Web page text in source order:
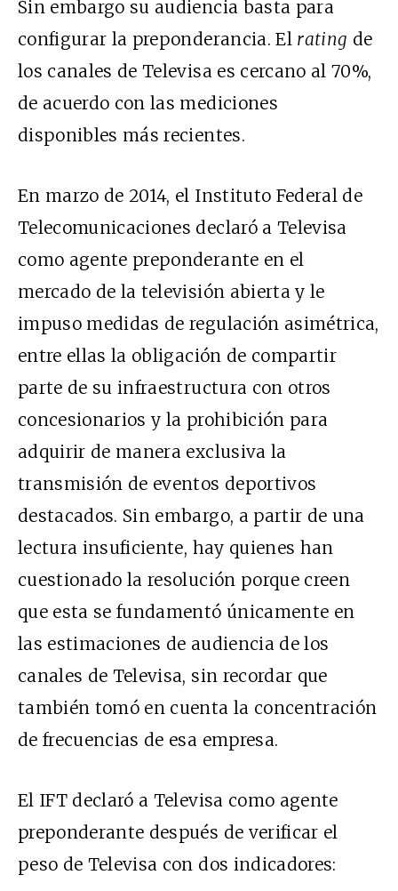
Sin embargo su audiencia basta para
configurar la preponderancia. El rating de
los canales de Televisa es cercano al 70%,
de acuerdo con las mediciones
disponibles más recientes.
En marzo de 2014, el Instituto Federal de
Telecomunicaciones declaró a Televisa
como agente preponderante en el
mercado de la televisión abierta y le
impuso medidas de regulación asimétrica,
entre ellas la obligación de compartir
parte de su infraestructura con otros
concesionarios y la prohibición para
adquirir de manera exclusiva la
transmisión de eventos deportivos
destacados. Sin embargo, a partir de una
lectura insuficiente, hay quienes han
cuestionado la resolución porque creen
que esta se fundamentó únicamente en
las estimaciones de audiencia de los
canales de Televisa, sin recordar que
también tomó en cuenta la concentración
de frecuencias de esa empresa.
El IFT declaró a Televisa como agente
preponderante después de verificar el
peso de Televisa con dos indicadores: